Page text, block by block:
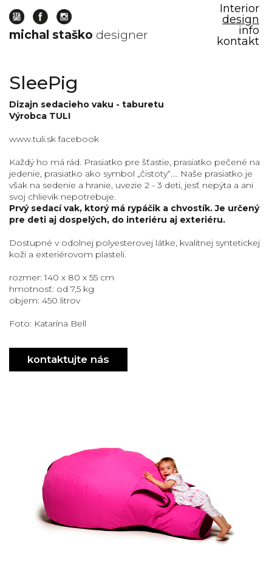
michal staško designer
Interior
design
info
kontakt
SleePig
Dizajn sedacieho vaku - taburetu
Výrobca TULI
www.tuli.sk facebook
Každý ho má rád. Prasiatko pre šťastie, prasiatko pečené na
jedenie, prasiatko ako symbol „čistoty“.... Naše prasiatko je
však na sedenie a hranie, uvezie 2 - 3 deti, jesť nepýta a ani
svoj chlievik nepotrebuje.
Prvý sedací vak, ktorý má rypáčik a chvostík. Je určený
pre deti aj dospelých, do interiéru aj exteriéru.
Dostupné v odolnej polyesterovej látke, kvalitnej syntetickej
koži a exteriérovom plasteli.
rozmer: 140 x 80 x 55 cm
hmotnosť: od 7,5 kg
objem: 450 litrov
Foto: Katarína Bell
kontaktujte nás
prasa
prasa
prasiatko
prasiatko
deti
dizajn
prasa
design
pig
staško
nábytok
veselý
taburet
ružový
slovensko